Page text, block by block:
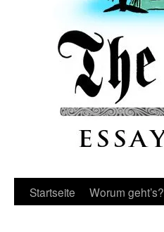
Startseite Worum geht’s?